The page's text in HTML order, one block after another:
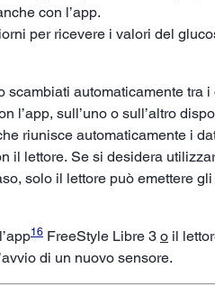
con l’app.
per ricevere i valori del
automaticamente tra
sull’uno o sull’altro
riunisce automaticamente i
il lettore. Se si desidera
solo il lettore può emettere
16 FreeStyle Libre 3 o il
di un nuovo sensore.